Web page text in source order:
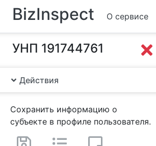
BizInspect О сервисе
УНП 191744761
Действия
Сохранить информацию о
субъекте в профиле пользователя.